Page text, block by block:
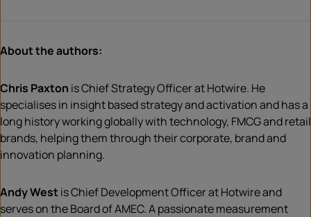
About the authors:
Chris Paxton is Chief Strategy Officer at Hotwire. He
specialises in insight based strategy and activation and has a
long history working globally with technology, FMCG and retail
brands, helping them through their corporate, brand and
innovation planning.
Andy Westis Chief Development Officer at Hotwire and
serves on the Board of AMEC. A passionate measurement